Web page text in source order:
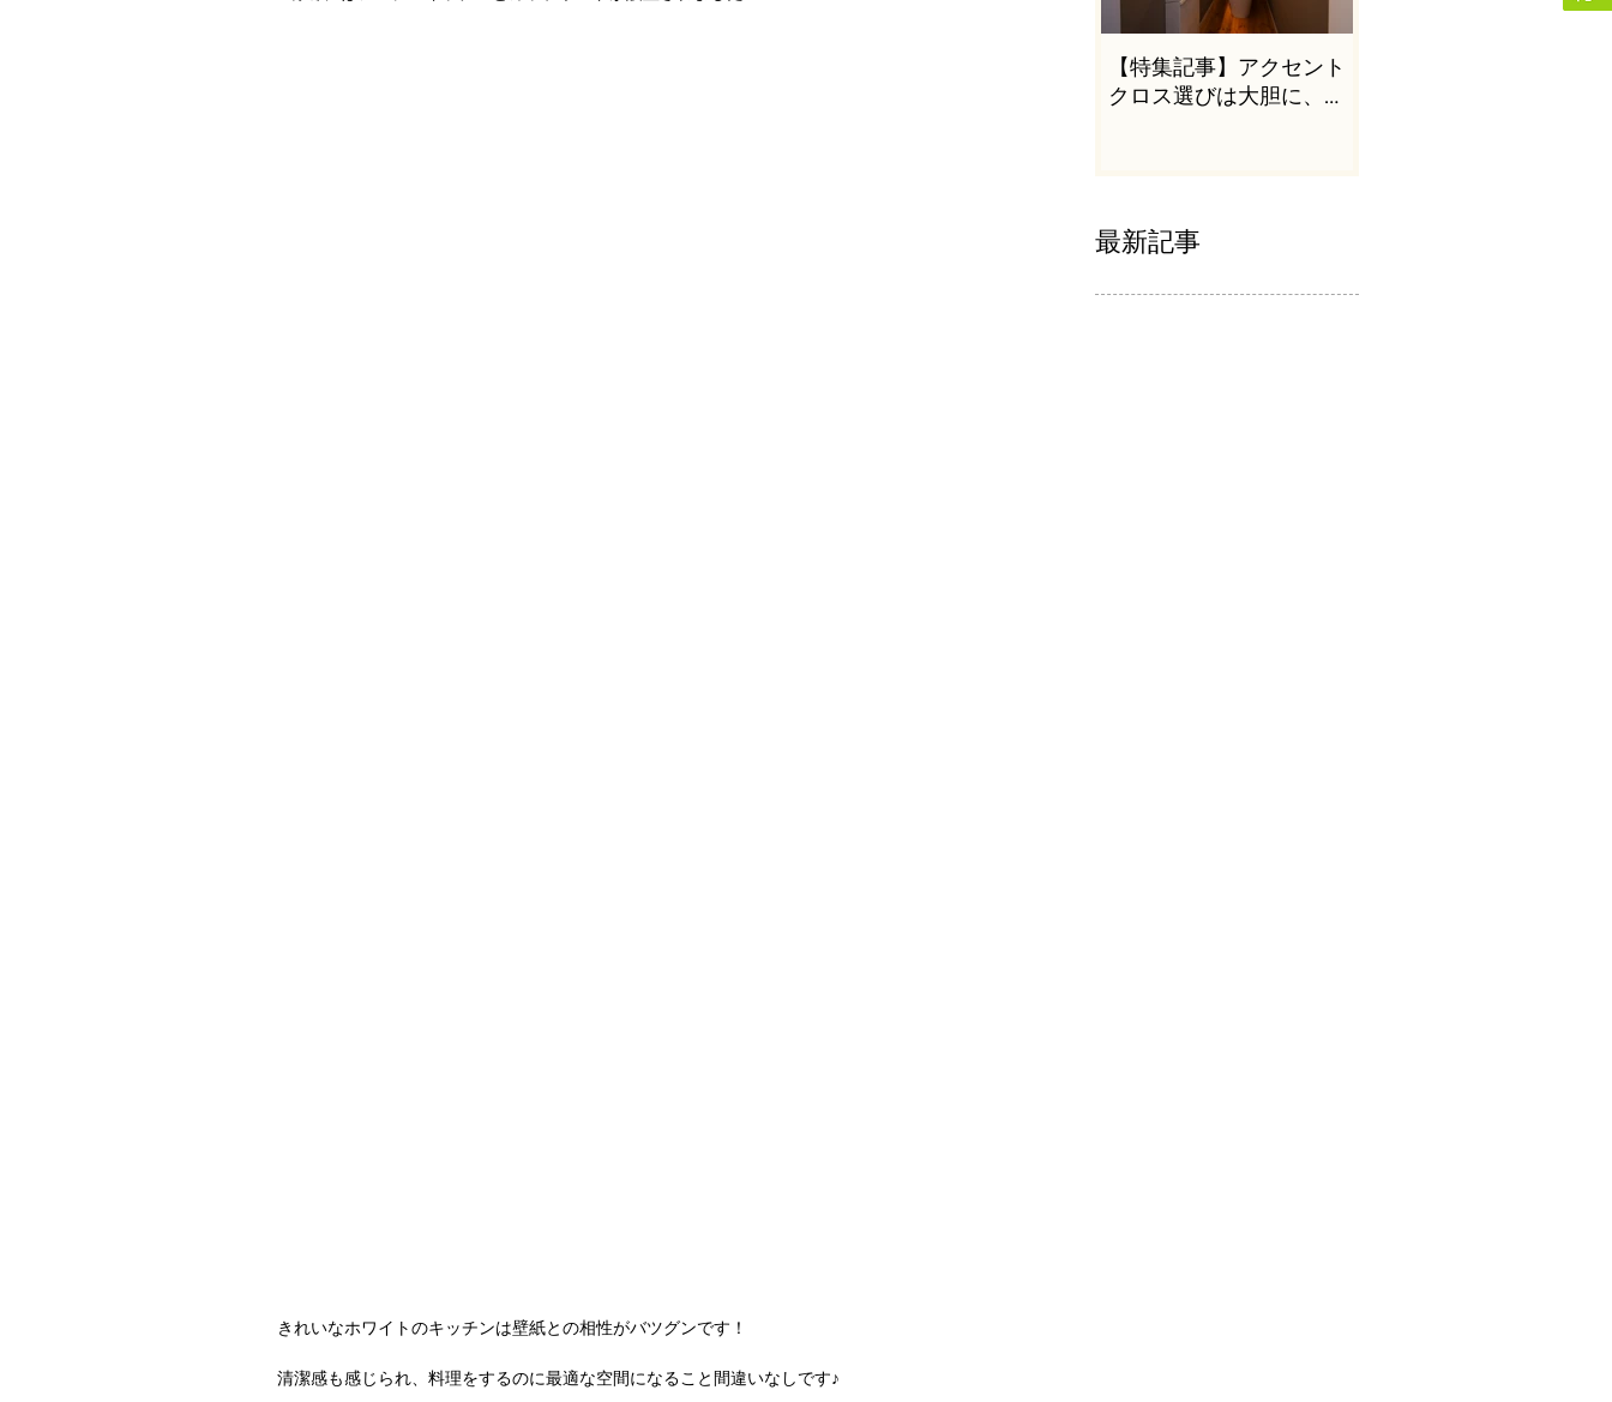
きれいなホワイトのキッチンは壁紙との相性がバツグンです！
清潔感も感じられ、料理をするのに最適な空間になること間違いなしです♪
【特集記事】アクセント
クロス選びは大胆に、か
最新記事